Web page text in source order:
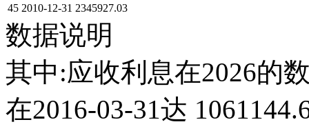
45 2010-12-31 2345927.03
数据说明
其中:应收利息在2026的
在2016-03-31达